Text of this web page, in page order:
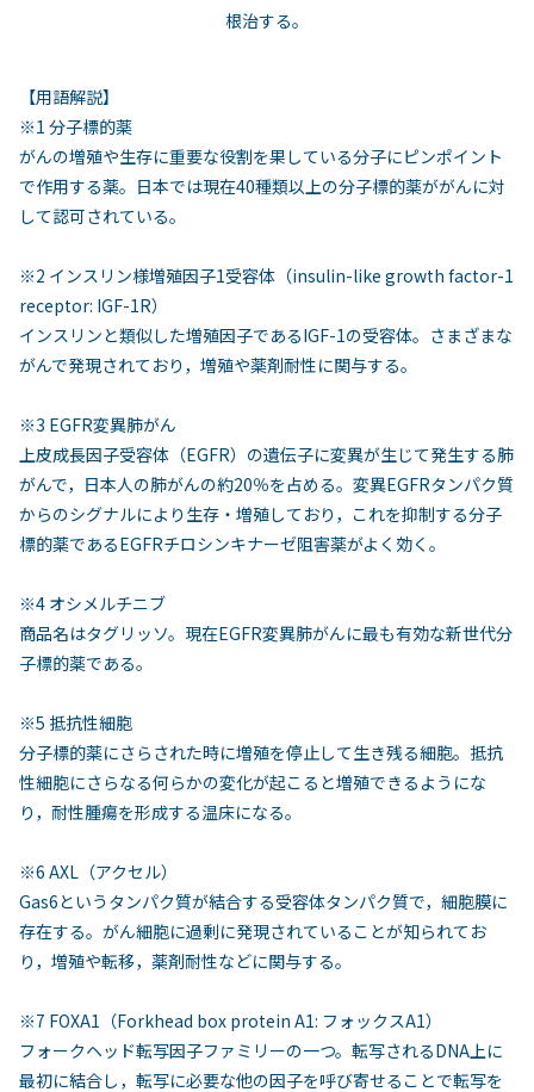
根治する。
【用語解説】
※1 分子標的薬
がんの増殖や生存に重要な役割を果している分子にピンポイント
で作用する薬。日本では現在40種類以上の分子標的薬ががんに対
して認可されている。
※2 インスリン様増殖因子1受容体（insulin-like growth factor-1
receptor: IGF-1R）
インスリンと類似した増殖因子であるIGF-1の受容体。さまざまな
がんで発現されており，増殖や薬剤耐性に関与する。
※3 EGFR変異肺がん
上皮成長因子受容体（EGFR）の遺伝子に変異が生じて発生する肺
がんで，日本人の肺がんの約20％を占める。変異EGFRタンパク質
からのシグナルにより生存・増殖しており，これを抑制する分子
標的薬であるEGFRチロシンキナーゼ阻害薬がよく効く。
※4 オシメルチニブ
商品名はタグリッソ。現在EGFR変異肺がんに最も有効な新世代分
子標的薬である。
※5 抵抗性細胞
分子標的薬にさらされた時に増殖を停止して生き残る細胞。抵抗
性細胞にさらなる何らかの変化が起こると増殖できるようにな
り，耐性腫瘍を形成する温床になる。
※6 AXL（アクセル）
Gas6というタンパク質が結合する受容体タンパク質で，細胞膜に
存在する。がん細胞に過剰に発現されていることが知られてお
り，増殖や転移，薬剤耐性などに関与する。
※7 FOXA1（Forkhead box protein A1: フォックスA1）
フォークヘッド転写因子ファミリーの一つ。転写されるDNA上に
最初に結合し，転写に必要な他の因子を呼び寄せることで転写を